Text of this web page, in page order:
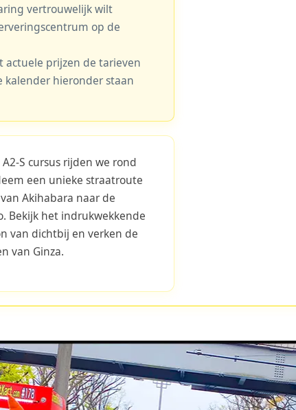
vertrouwelijk wilt
op de
actuele prijzen de tarieven
kalender hieronder staan
S cursus rijden we rond
een unieke straatroute
Akihabara naar de
Bekijk het indrukwekkende
van dichtbij en verken de
van Ginza.